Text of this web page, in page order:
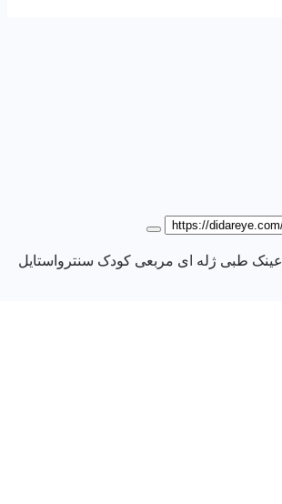
عینک طبی ژله ای مربعی کودک سنترواستایل